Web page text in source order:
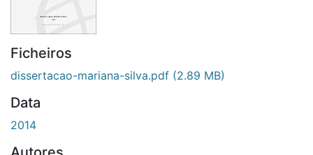
Ficheiros
dissertacao-mariana-silva.pdf (2.89 MB)
Data
2014